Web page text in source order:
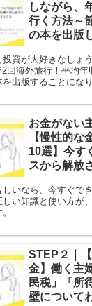
しながら、
行く方法～
の本を出版
資が大好きなしょ
回海外旅行！平均
を出版することにな
お金がない
【慢性的な
10選】今す
スから解放
いなら、今すぐで
しい知識と使い方が
STEP２｜
金】働く主
民税」「所
壁について